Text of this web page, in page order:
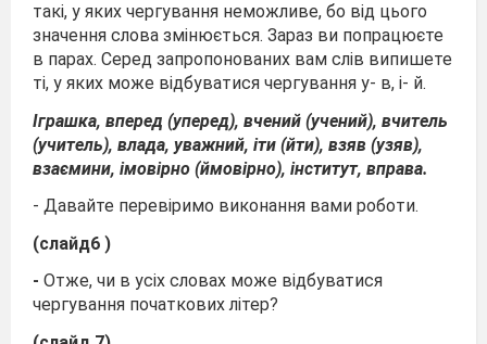
такі, у яких чергування неможливе, бо від цього
значення слова змінюється. Зараз ви попрацюєте
в парах. Серед запропонованих вам слів випишете
ті, у яких може відбуватися чергування у- в, і- й.
Іграшка, вперед (уперед), вчений (учений), вчитель
(учитель), влада, уважний, іти (йти), взяв (узяв),
взаємини, імовірно (ймовірно), інститут, вправа.
- Давайте перевіримо виконання вами роботи.
(слайд6 )
- Отже, чи в усіх словах може відбуватися
чергування початкових літер?